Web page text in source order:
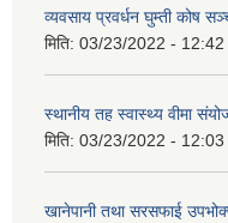
व्यवसाय प्रवर्धन घुम्ती कोष
मिति: 03/23/2022 - 12:42
स्थानीय तह स्वास्थ्य वीमा
मिति: 03/23/2022 - 12:03
खानेपानी तथा सरसफाई